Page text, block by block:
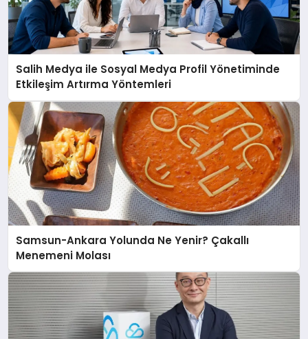
Salih Medya ile Sosyal Medya Profil Yönetiminde
Etkileşim Artırma Yöntemleri
Samsun-Ankara Yolunda Ne Yenir? Çakallı
Menemeni Molası